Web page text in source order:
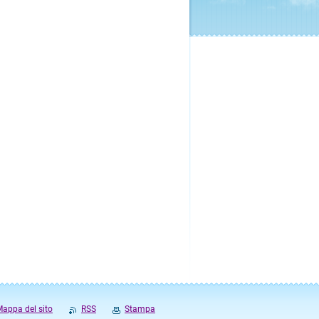
del sito RSS Stampa